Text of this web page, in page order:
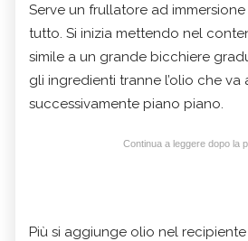
Serve un frullatore ad
tutto. Si inizia mettendo nel
simile a un grande bicchiere
gli ingredienti tranne l’olio che
successivamente piano piano.
Continua a leggere dopo la
Più si aggiunge olio nel